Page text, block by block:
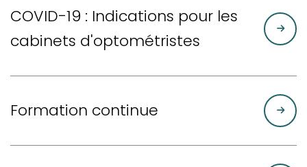
COVID-19 : Indications pour les
cabinets d'optométristes
Formation continue